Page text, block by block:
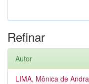
Refinar
Autor
LIMA, Mônica de